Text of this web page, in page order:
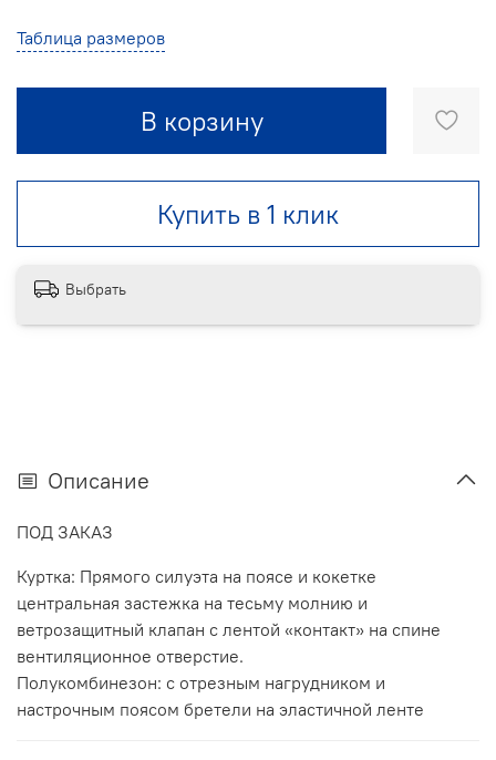
Таблица размеров
В корзину
Купить в 1 клик
Выбрать
Описание
ПОД ЗАКАЗ
Куртка: Прямого силуэта на поясе и кокетке
центральная застежка на тесьму молнию и
ветрозащитный клапан с лентой «контакт» на спине
вентиляционное отверстие.
Полукомбинезон: с отрезным нагрудником и
настрочным поясом бретели на эластичной ленте